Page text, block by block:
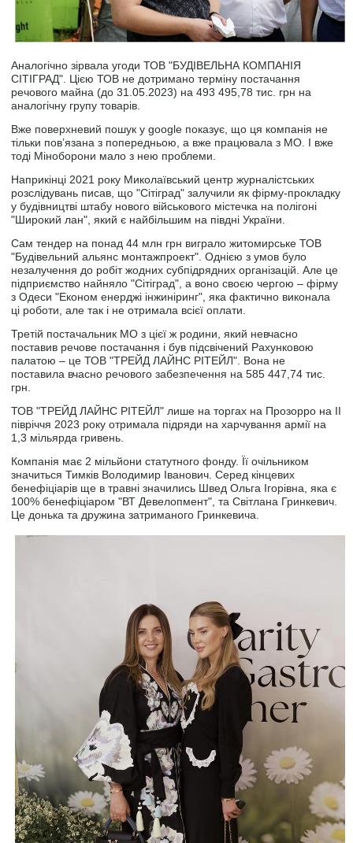
Аналогічно зірвала угоди ТОВ "БУДІВЕЛЬНА КОМПАНІЯ
СІТІГРАД". Цією ТОВ не дотримано терміну постачання
речового майна (до 31.05.2023) на 493 495,78 тис. грн на
аналогічну групу товарів.
Вже поверхневий пошук у google показує, що ця компанія не
тільки пов’язана з попередньою, а вже працювала з МО. І вже
тоді Міноборони мало з нею проблеми.
Наприкінці 2021 року Миколаївський центр журналістських
розслідувань писав, що "Сітіград" залучили як фірму-прокладку
у будівництві штабу нового військового містечка на полігоні
"Широкий лан", який є найбільшим на півдні України.
Сам тендер на понад 44 млн грн виграло житомирське ТОВ
"Будівельний альянс монтажпроект". Однією з умов було
незалучення до робіт жодних субпідрядних організацій. Але це
підприємство найняло "Сітіград", а воно своєю чергою – фірму
з Одеси "Економ енерджі інжиніринг", яка фактично виконала
ці роботи, але так і не отримала всієї оплати.
Третій постачальник МО з цієї ж родини, який невчасно
поставив речове постачання і був підсвічений Рахунковою
палатою – це ТОВ "ТРЕЙД ЛАЙНС РІТЕЙЛ". Вона не
поставила вчасно речового забезпечення на 585 447,74 тис.
грн.
ТОВ "ТРЕЙД ЛАЙНС РІТЕЙЛ" лише на торгах на Прозорро на ІІ
півріччя 2023 року отримала підряди на харчування армії на
1,3 мільярда гривень.
Компанія має 2 мільйони статутного фонду. Її очільником
значиться Тимків Володимир Іванович. Серед кінцевих
бенефіціарів ще в травні значились Швед Ольга Ігорівна, яка є
100% бенефіціаром "ВТ Девелопмент", та Світлана Гринкевич.
Це донька та дружина затриманого Гринкевича.